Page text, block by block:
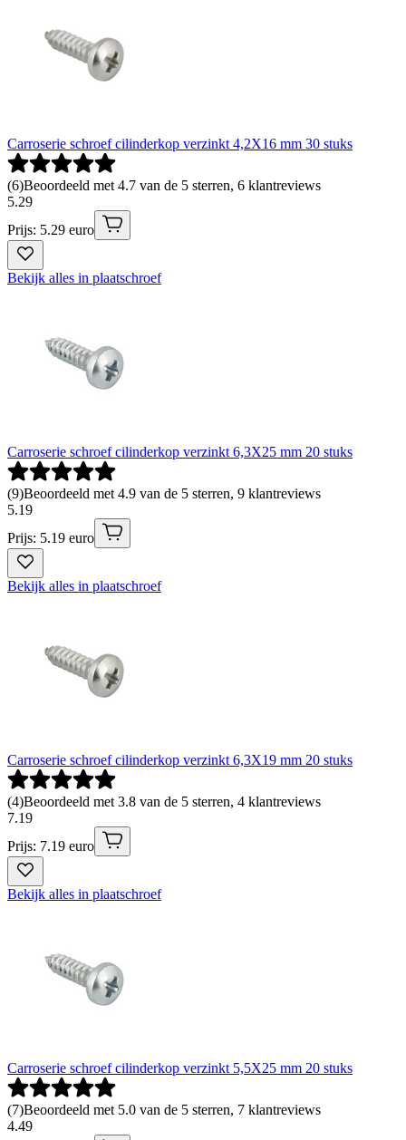
Carroserie schroef cilinderkop verzinkt 4,2X16 mm 30 stuks
(6)Beoordeeld met 4.7 van de 5 sterren, 6 klantreviews
5.29
Prijs: 5.29 euro
Bekijk alles in plaatschroef
Carroserie schroef cilinderkop verzinkt 6,3X25 mm 20 stuks
(9)Beoordeeld met 4.9 van de 5 sterren, 9 klantreviews
5.19
Prijs: 5.19 euro
Bekijk alles in plaatschroef
Carroserie schroef cilinderkop verzinkt 6,3X19 mm 20 stuks
(4)Beoordeeld met 3.8 van de 5 sterren, 4 klantreviews
7.19
Prijs: 7.19 euro
Bekijk alles in plaatschroef
Carroserie schroef cilinderkop verzinkt 5,5X25 mm 20 stuks
(7)Beoordeeld met 5.0 van de 5 sterren, 7 klantreviews
4.49